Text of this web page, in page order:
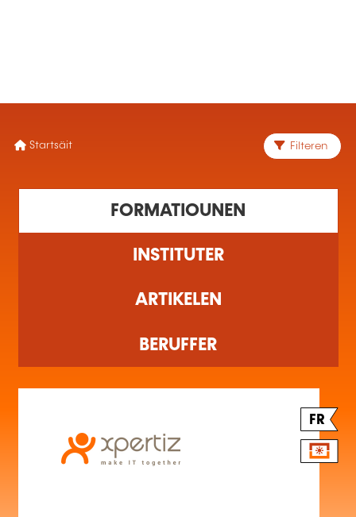
Startsäit Filteren
FORMATIOUNEN
INSTITUTER
ARTIKELEN
BERUFFER
FR